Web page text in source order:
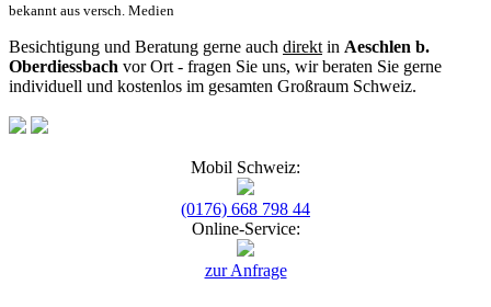
bekannt aus versch. Medien
Besichtigung und Beratung gerne auch direkt in Aeschlen b.
Oberdiessbach vor Ort - fragen Sie uns, wir beraten Sie gerne
individuell und kostenlos im gesamten Großraum Schweiz.
Mobil Schweiz:
(0176) 668 798 44
Online-Service:
zur Anfrage